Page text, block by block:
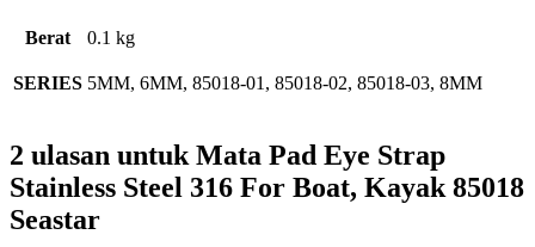
Berat 0.1 kg
SERIES 5MM, 6MM, 85018-01, 85018-02, 85018-03, 8MM
2 ulasan untukMata Pad Eye Strap
Stainless Steel 316 For Boat, Kayak 85018
Seastar